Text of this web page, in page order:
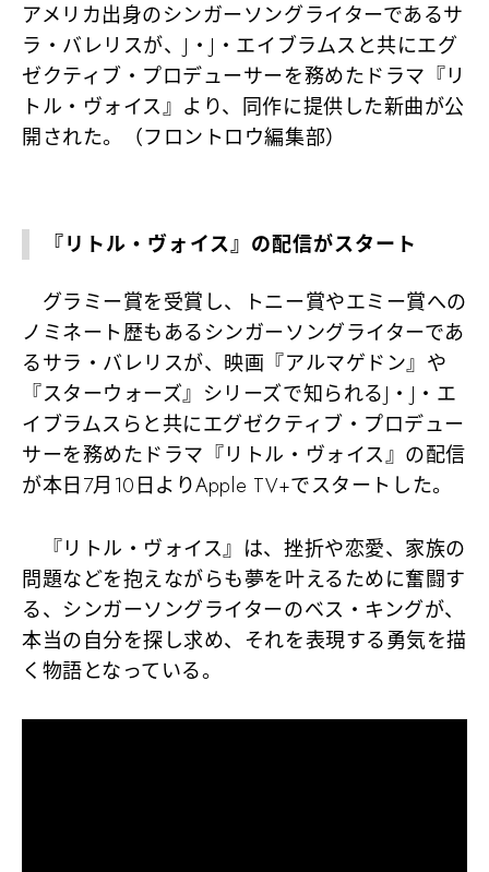
アメリカ出身のシンガーソングライターであるサ
ラ・バレリスが、J・J・エイブラムスと共にエグ
ゼクティブ・プロデューサーを務めたドラマ『リ
トル・ヴォイス』より、同作に提供した新曲が公
開された。（フロントロウ編集部）
『リトル・ヴォイス』の配信がスタート
グラミー賞を受賞し、トニー賞やエミー賞への
ノミネート歴もあるシンガーソングライターであ
るサラ・バレリスが、映画『アルマゲドン』や
『スターウォーズ』シリーズで知られるJ・J・エ
イブラムスらと共にエグゼクティブ・プロデュー
サーを務めたドラマ『リトル・ヴォイス』の配信
が本日7月10日よりApple TV+でスタートした。
『リトル・ヴォイス』は、挫折や恋愛、家族の
問題などを抱えながらも夢を叶えるために奮闘す
る、シンガーソングライターのベス・キングが、
本当の自分を探し求め、それを表現する勇気を描
く物語となっている。